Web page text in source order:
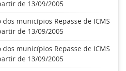
de 13/09/2005
municípios Repasse de ICMS
de 13/09/2005
municípios Repasse de ICMS
de 13/09/2005